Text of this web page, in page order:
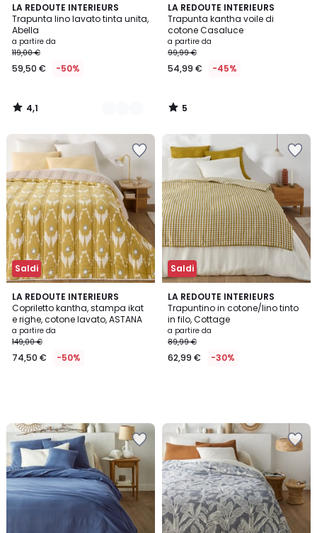
LA REDOUTE INTERIEURS
Trapunta lino lavato tinta unita,
Abella
a partire da
119,00 €
59,50 € -50%
4,1
/ 5
5
Colori
4,1
/
LA REDOUTE INTERIEURS
Trapunta kantha voile di
cotone Casaluce
a partire da
99,99 €
54,99 € -45%
5
/
5
5
/
Saldi
LA REDOUTE INTERIEURS
Copriletto kantha, stampa ikat
e righe, cotone lavato, ASTANA
a partire da
149,00 €
74,50 € -50%
Saldi
LA REDOUTE INTERIEURS
Trapuntino in cotone/lino tinto
in filo, Cottage
a partire da
89,99 €
62,99 € -30%